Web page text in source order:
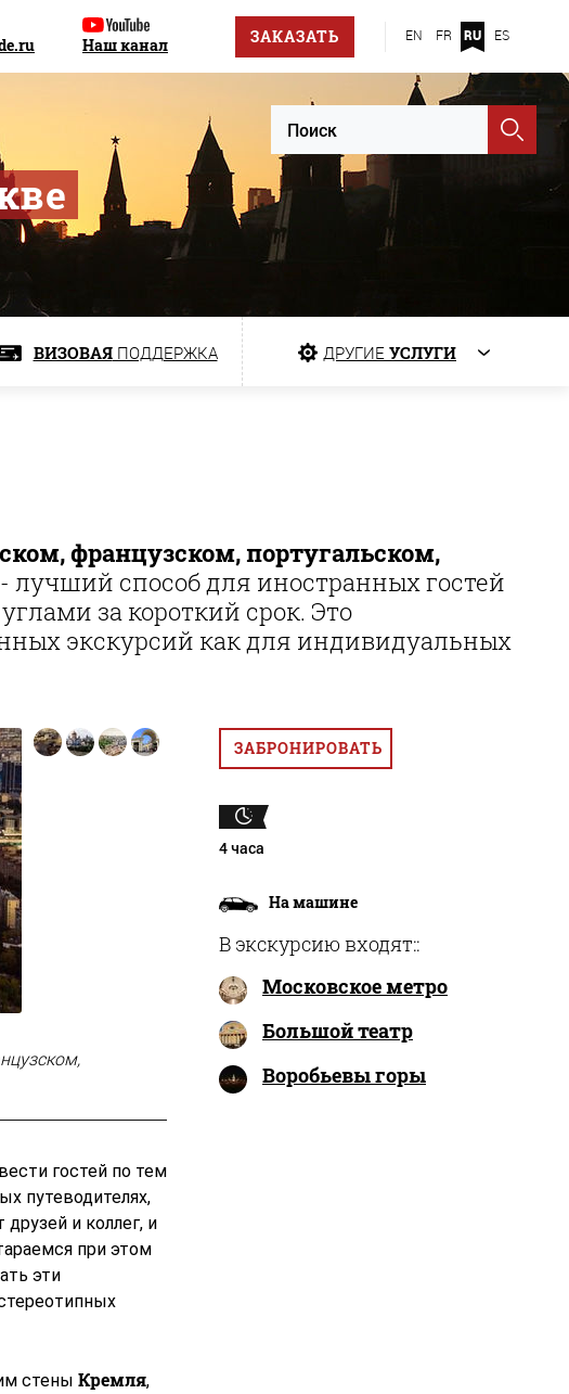
Наш канал ЗАКАЗАТЬ EN FR RU ES
ВИЗОВАЯПОДДЕРЖКА ДРУГИЕ УСЛУГИ
французском, португальском,
лучший способ для иностранных гостей
за короткий срок. Это
экскурсий как для индивидуальных
гостей по тем
путеводителях,
и коллег, и
при этом
эти
стены Кремля,
ЗАБРОНИРОВАТЬ
4 часа
На машине
В экскурсию входят::
Московское метро
Большой театр
Воробьевы горы